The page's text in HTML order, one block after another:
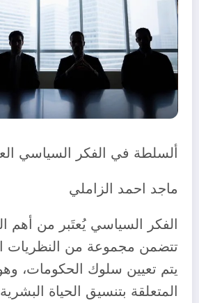
ألسلطة في الفكر السياسي
ماجد احمد الزاملي
الفكر السياسي يُعتَبر من أهم
تتضمن مجموعة من النظريات
يتم تعيين سلوك الحكومات،
المتعلقة بتنسيق الحياة